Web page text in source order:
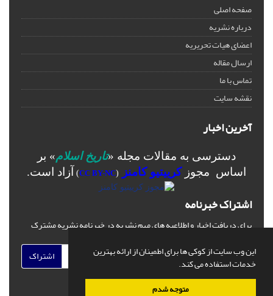
این وب سایت از کوکی ها برای اطمینان از ارائه بهترین
خدمات استفاده می کند.
متوجه شدم
صفحه اصلی
درباره نشریه
اعضای هیات تحریریه
ارسال مقاله
تماس با ما
نقشه سایت
آخرین اخبار
دسترسی به مقالات مجله «تاریخ اسلام» بر
اساس مجوزکرییتیو کامنز (
CC BY-NC
) آزاد است.
اشتراک خبرنامه
برای دریافت اخبار و اطلاعیه های مهم نشریه در خبرنامه نشریه مشترک
اشتراک